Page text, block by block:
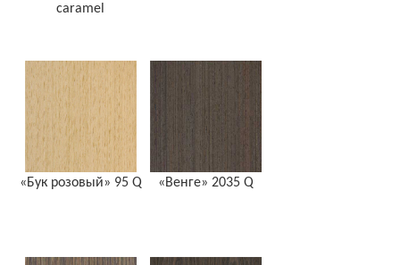
caramel
«Бук розовый» 95 Q «Венге» 2035 Q